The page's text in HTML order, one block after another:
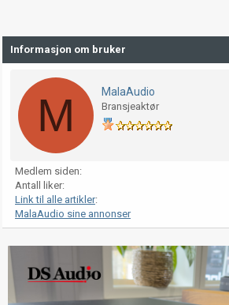
Informasjon om bruker
M MalaAudio
Bransjeaktør
Medlem siden
Antall liker
Link til alle artikler
MalaAudio sine annonser